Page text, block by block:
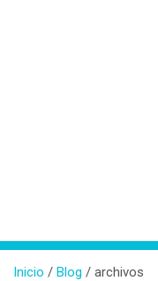
Inicio Blog archivos